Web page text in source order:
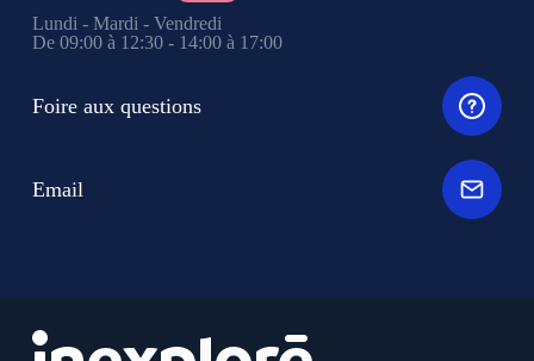
Lundi - Mardi - Vendredi
De 09:00 à 12:30 - 14:00 à 17:00
Foire aux questions
Email